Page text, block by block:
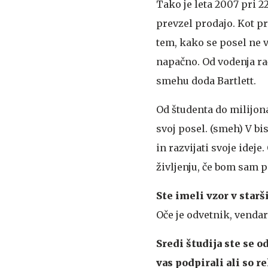
Tako je leta 2007 pri
prevzel prodajo. Kot
tem, kako se posel ne
napačno. Od vodenja
smehu doda Bartlett.
Od študenta do
svoj posel. (smeh) V
in razvijati svoje ideje.
življenju, če bom sam
Ste imeli vzor v
Oče je odvetnik,
Sredi študija ste se
vas podpirali ali so